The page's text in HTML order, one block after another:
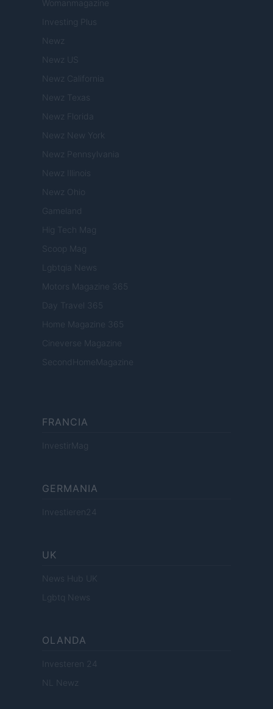
Womanmagazine
Investing Plus
Newz
Newz US
Newz California
Newz Texas
Newz Florida
Newz New York
Newz Pennsylvania
Newz Illinois
Newz Ohio
Gameland
Hig Tech Mag
Scoop Mag
Lgbtqia News
Motors Magazine 365
Day Travel 365
Home Magazine 365
Cineverse Magazine
SecondHomeMagazine
FRANCIA
InvestirMag
GERMANIA
Investieren24
UK
News Hub UK
Lgbtq News
OLANDA
Investeren 24
NL Newz